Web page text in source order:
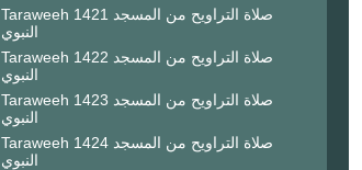
Taraweeh 1421 صلاة التراويح من المسجد
النبوي
Taraweeh 1422 صلاة التراويح من المسجد
النبوي
Taraweeh 1423 صلاة التراويح من المسجد
النبوي
Taraweeh 1424 صلاة التراويح من المسجد
النبوي